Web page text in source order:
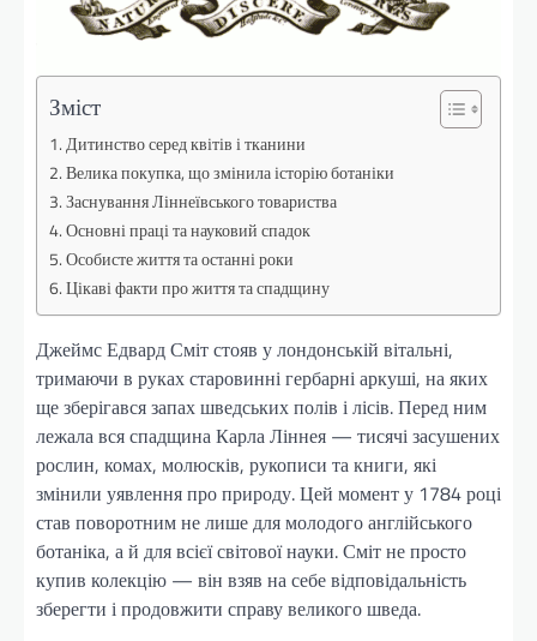
Зміст
Дитинство серед квітів і тканини
Велика покупка, що змінила історію ботаніки
Заснування Ліннеївського товариства
Основні праці та науковий спадок
Особисте життя та останні роки
Цікаві факти про життя та спадщину
Джеймс Едвард Сміт стояв у лондонській вітальні,
тримаючи в руках старовинні гербарні аркуші, на яких
ще зберігався запах шведських полів і лісів. Перед ним
лежала вся спадщина Карла Ліннея — тисячі засушених
рослин, комах, молюсків, рукописи та книги, які
змінили уявлення про природу. Цей момент у 1784 році
став поворотним не лише для молодого англійського
ботаніка, а й для всієї світової науки. Сміт не просто
купив колекцію — він взяв на себе відповідальність
зберегти і продовжити справу великого шведа.